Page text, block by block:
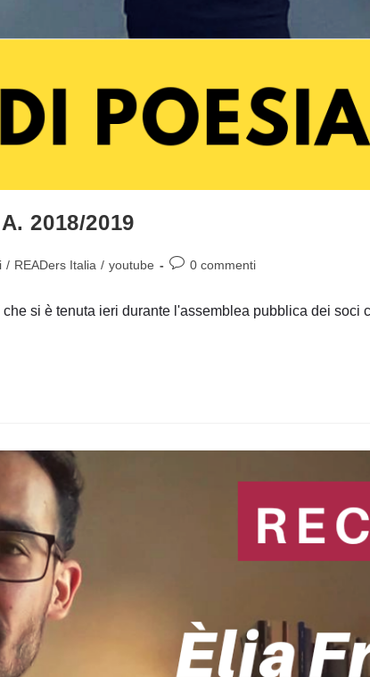
2018/2019
/ READers Italia / youtube
Commenti
0 commenti
si è tenuta ieri durante l'assemblea pubblica dei soci